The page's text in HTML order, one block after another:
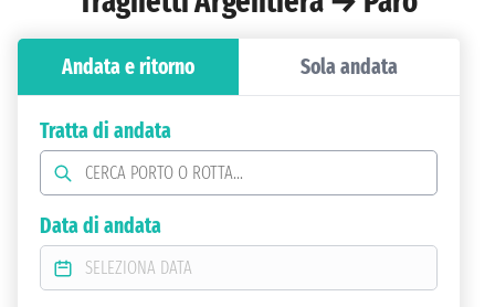
Andata e ritorno Sola andata
Tratta di andata
Data di andata